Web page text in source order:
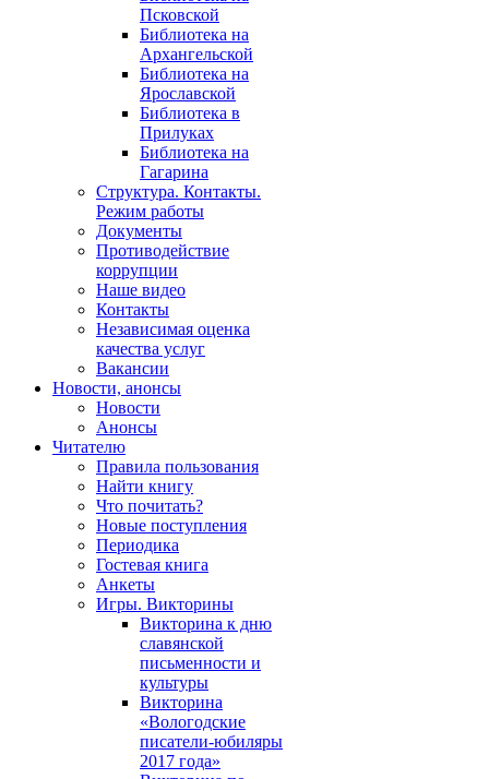
Псковской
Библиотека на
Архангельской
Библиотека на
Ярославской
Библиотека в
Прилуках
Библиотека на
Гагарина
Структура. Контакты.
Режим работы
Документы
Противодействие
коррупции
Наше видео
Контакты
Независимая оценка
качества услуг
Вакансии
Новости, анонсы
Новости
Анонсы
Читателю
Правила пользования
Найти книгу
Что почитать?
Новые поступления
Периодика
Гостевая книга
Анкеты
Игры. Викторины
Викторина к дню
славянской
письменности и
культуры
Викторина
«Вологодские
писатели-юбиляры
2017 года»